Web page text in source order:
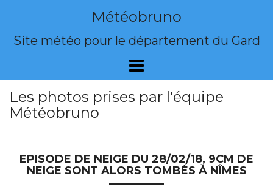
Météobruno
Site météo pour le département du Gard
Les photos prises par l'équipe
Météobruno
EPISODE DE NEIGE DU 28/02/18, 9CM DE
NEIGE SONT ALORS TOMBÉS À NÎMES